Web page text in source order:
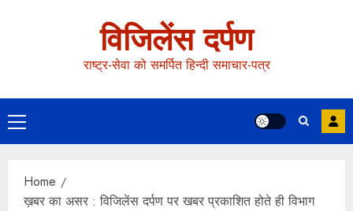
विजिलेंस दर्पण
राष्ट्र-सेवा को समर्पित हिन्दी समाचार-पत्र
Home
ख़बर का असर : विजिलेंस दर्पण पर खबर प्रकाशित होते ही विभाग